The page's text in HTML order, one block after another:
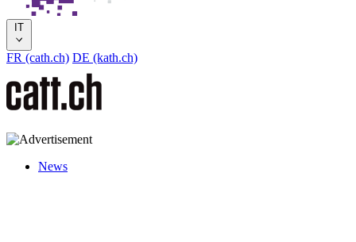
IT
FR (cath.ch) DE (kath.ch)
News